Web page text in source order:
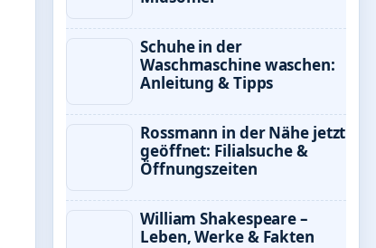
Schuhe in der
Waschmaschine waschen:
Anleitung & Tipps
Rossmann in der Nähe jetzt
geöffnet: Filialsuche &
Öffnungszeiten
William Shakespeare –
Leben, Werke & Fakten